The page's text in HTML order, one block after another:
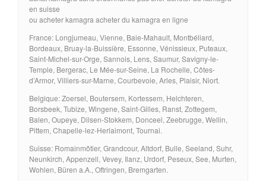
en suisse
ou acheter kamagra acheter du kamagra en ligne
France: Longjumeau, Vienne, Baie-Mahault, Montbéliard,
Bordeaux, Bruay-la-Buissière, Essonne, Vénissieux, Puteaux,
Saint-Michel-sur-Orge, Sannois, Lens, Saumur, Savigny-le-
Temple, Bergerac, Le Mée-sur-Seine, La Rochelle, Côtes-
d’Armor, Villiers-sur-Marne, Courbevoie, Arles, Plaisir, Niort.
Belgique: Zoersel, Boutersem, Kortessem, Helchteren,
Borsbeek, Tubize, Wingene, Saint-Gilles, Ranst, Zottegem,
Balen, Oupeye, Dilsen-Stokkem, Donceel, Zeebrugge, Wellin,
Pittem, Chapelle-lez-Herlaimont, Tournai.
Suisse: Romainmôtier, Grandcour, Altdorf, Bulle, Seeland, Suhr,
Neunkirch, Appenzell, Vevey, Ilanz, Urdorf, Peseux, See, Murten,
Wohlen, Büren a.A., Oftringen, Bremgarten.